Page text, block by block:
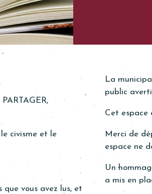
civisme et le
que vous avez lus, et
La
public
Cet espace
Merci de
espace ne
Un
a mis en